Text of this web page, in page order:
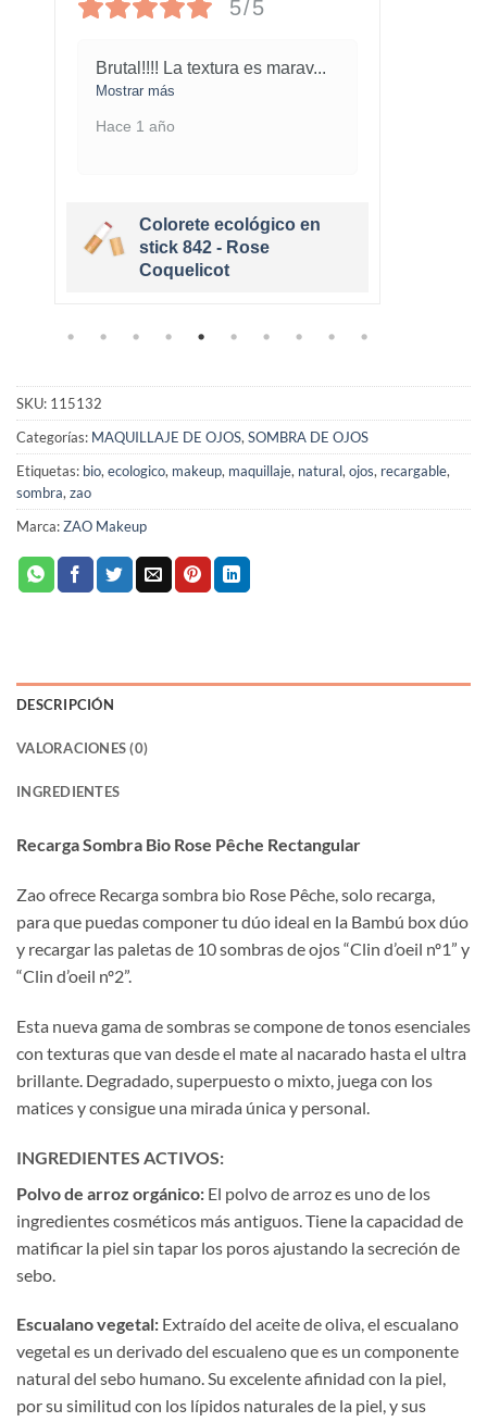
5/5
Brutal!!!! La textura es marav...
Mostrar más
Hace 1 año
Colorete ecológico en
stick 842 - Rose
Coquelicot
SKU: 115132
Categorías: MAQUILLAJE DE OJOS,SOMBRA DE OJOS
Etiquetas: bio,ecologico, makeup, maquillaje, natural,ojos, recargable,
sombra,zao
Marca:ZAO Makeup
DESCRIPCIÓN
VALORACIONES (0)
INGREDIENTES
Recarga Sombra Bio Rose Pêche Rectangular
Zao ofrece Recarga sombra bio Rose Pêche, solo recarga,
para que puedas componer tu dúo ideal en la Bambú box dúo
y recargar las paletas de 10 sombras de ojos “Clin d’oeil nº1” y
“Clin d’oeil nº2”.
Esta nueva gama de sombras se compone de tonos esenciales
con texturas que van desde el mate al nacarado hasta el ultra
brillante. Degradado, superpuesto o mixto, juega con los
matices y consigue una mirada única y personal.
INGREDIENTES ACTIVOS:
Polvo de arroz orgánico: El polvo de arrozes uno de los
ingredientes cosméticos más antiguos. Tiene la capacidad de
matificar la piel sin tapar los poros ajustando la secreción de
sebo.
Escualano vegetal: Extraído del aceite de oliva, el escualano
vegetal es un derivado del escualeno que es un componente
natural del sebo humano. Su excelente afinidad con la piel,
por su similitud con los lípidos naturales de la piel, y sus